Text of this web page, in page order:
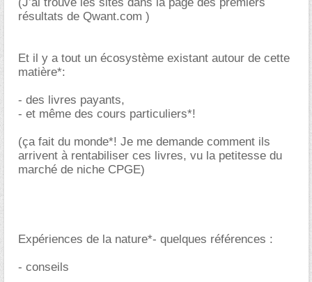
résultats de Qwant.com )
Et il y a tout un écosystème existant autour de cette
matière*:
- des livres payants,
- et même des cours particuliers*!
(ça fait du monde*! Je me demande comment ils
arrivent à rentabiliser ces livres, vu la petitesse du
marché de niche CPGE)
Expériences de la nature*- quelques références :
- conseils